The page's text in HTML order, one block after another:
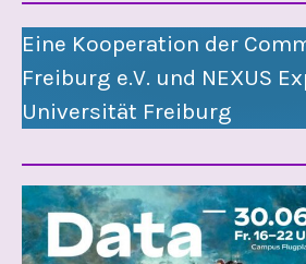
Eine Kooperation der
Freiburg e.V. und NEXUS
Universität Freiburg